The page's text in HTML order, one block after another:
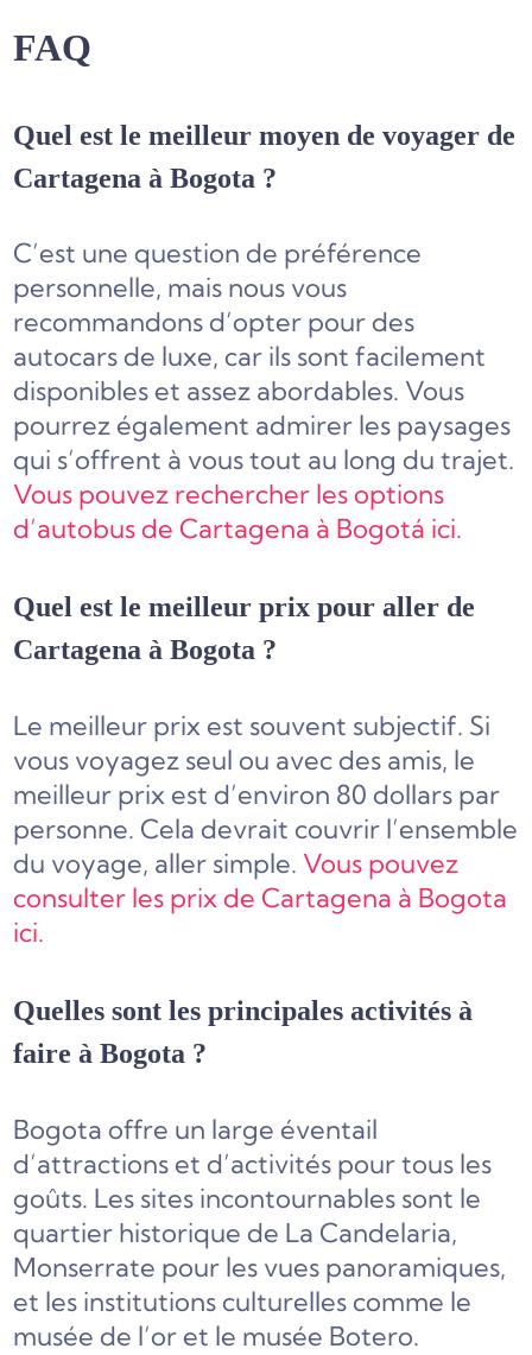
FAQ
Quel est le meilleur moyen de voyager de
Cartagena à Bogota ?
C’est une question de préférence
personnelle, mais nous vous
recommandons d’opter pour des
autocars de luxe, car ils sont facilement
disponibles et assez abordables. Vous
pourrez également admirer les paysages
qui s’offrent à vous tout au long du trajet.
Vous pouvez rechercher les options
d’autobus de Cartagena à Bogotá ici.
Quel est le meilleur prix pour aller de
Cartagena à Bogota ?
Le meilleur prix est souvent subjectif. Si
vous voyagez seul ou avec des amis, le
meilleur prix est d’environ 80 dollars par
personne. Cela devrait couvrir l’ensemble
du voyage, aller simple. Vous pouvez
consulter les prix de Cartagena à Bogota
ici.
Quelles sont les principales activités à
faire à Bogota ?
Bogota offre un large éventail
d’attractions et d’activités pour tous les
goûts. Les sites incontournables sont le
quartier historique de La Candelaria,
Monserrate pour les vues panoramiques,
et les institutions culturelles comme le
musée de l’or et le musée Botero.